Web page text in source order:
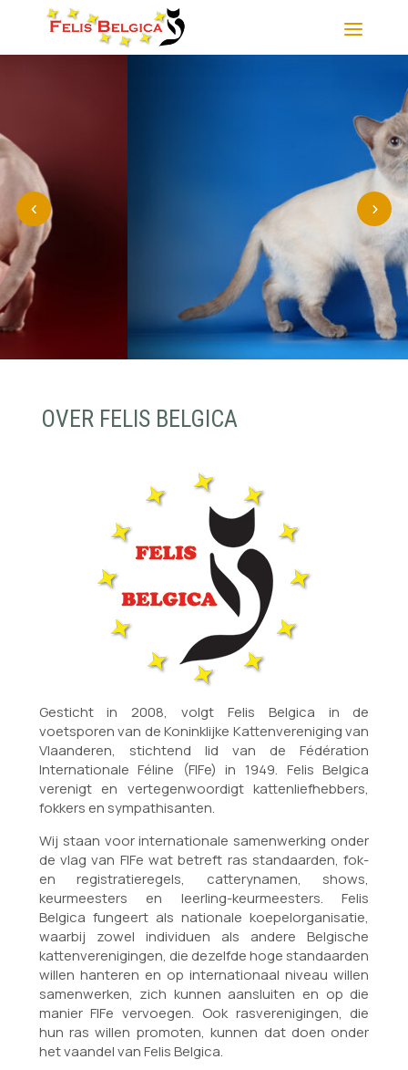
OVER FELIS BELGICA
Gesticht in 2008, volgt Felis Belgica in de
voetsporen van de Koninklijke Kattenvereniging van
Vlaanderen, stichtend lid van de Fédération
Internationale Féline (FIFe) in 1949. Felis Belgica
verenigt en vertegenwoordigt kattenliefhebbers,
fokkers en sympathisanten.
Wij staan voor internationale samenwerking onder
de vlag van FIFe wat betreft ras standaarden, fok-
en registratieregels, catterynamen, shows,
keurmeesters en leerling-keurmeesters. Felis
Belgica fungeert als nationale koepelorganisatie,
waarbij zowel individuen als andere Belgische
kattenverenigingen, die dezelfde hoge standaarden
willen hanteren en op internationaal niveau willen
samenwerken, zich kunnen aansluiten en op die
manier FIFe vervoegen. Ook rasverenigingen, die
hun ras willen promoten, kunnen dat doen onder
het vaandel van Felis Belgica.